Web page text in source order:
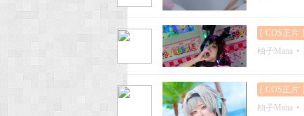
元
[ COS正片 ]
柚子Mana •
[ COS正片 ]
柚子Mana •